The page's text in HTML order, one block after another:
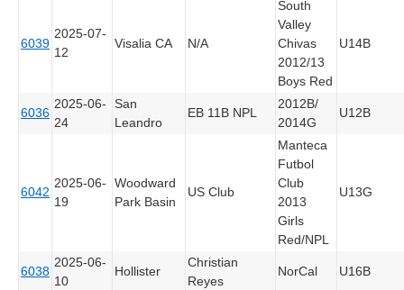
6039
2025-07-
12
Visalia CA N/A
South
Valley
Chivas
2012/13
Boys Red
U14B
6036
2025-06-
24
San
Leandro
EB 11B NPL
2012B/
2014G
U12B
6042
2025-06-
19
Woodward
Park Basin
US Club
Manteca
Futbol
Club
2013
Girls
Red/NPL
U13G
6038
2025-06-
10
Hollister
Christian
Reyes
NorCal U16B